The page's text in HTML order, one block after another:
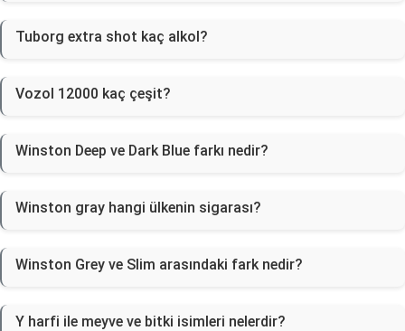
Tuborg extra shot kaç alkol?
Vozol 12000 kaç çeşit?
Winston Deep ve Dark Blue farkı nedir?
Winston gray hangi ülkenin sigarası?
Winston Grey ve Slim arasındaki fark nedir?
Y harfi ile meyve ve bitki isimleri nelerdir?